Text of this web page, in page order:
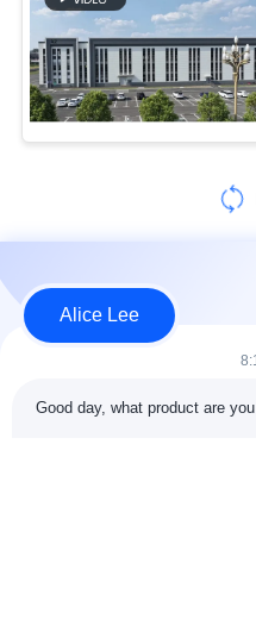
Alice Lee
Good day, what product are